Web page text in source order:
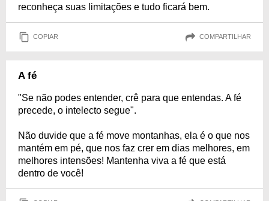
reconheça suas limitações e tudo ficará bem.
COPIAR COMPARTILHAR
A fé
"Se não podes entender, crê para que entendas. A fé
precede, o intelecto segue".
Não duvide que a fé move montanhas, ela é o que nos
mantém em pé, que nos faz crer em dias melhores, em
melhores intensões! Mantenha viva a fé que está
dentro de você!